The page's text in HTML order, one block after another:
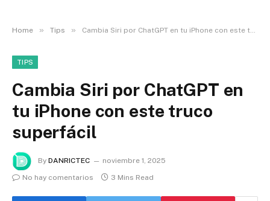
Home » Tips » Cambia Siri por ChatGPT en tu iPhone con este truco superfácil
TIPS
Cambia Siri por ChatGPT en
tu iPhone con este truco
superfácil
By DANRICTEC
noviembre 1, 2025
No hay comentarios
3 Mins Read